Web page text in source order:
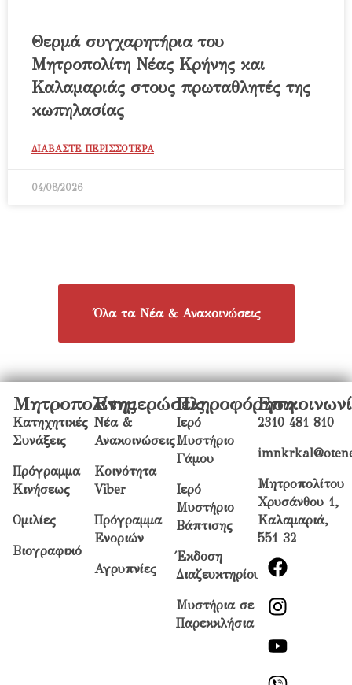
Θερμά συγχαρητήρια του
Μητροπολίτη Νέας Κρήνης και
Καλαμαριάς στους πρωταθλητές της
κωπηλασίας
ΔΙΑΒΑΣΤΕ ΠΕΡΙΣΣΟΤΕΡΑ
04/08/2026
Όλα τα Νέα & Ανακοινώσεις
Μητροπολίτης
Κατηχητικές
Συνάξεις
Πρόγραμμα
Κινήσεως
Ομιλίες
Βιογραφικό
Ενημερώσεις
Νέα &
Ανακοινώσεις
Κοινότητα
Viber
Πρόγραμμα
Ενοριών
Αγρυπνίες
Πληροφόρηση
Ιερό
Μυστήριο
Γάμου
Ιερό
Μυστήριο
Βάπτισης
Έκδοση
Διαζευκτηρίου
Μυστήρια σε
Παρεκκλήσια
2310 481 810
Μητροπολίτου
Χρυσάνθου 1,
Καλαμαριά,
551 32